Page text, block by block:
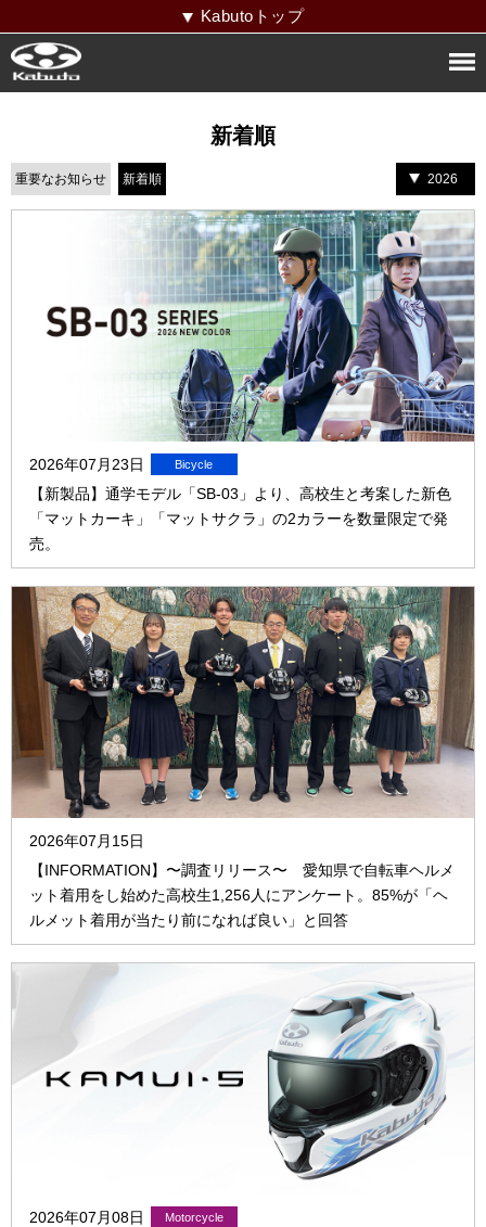
Kabutoトップ
新着順
重要なお知らせ 新着順 2026
2026年07月23日
【新製品】通学モデル「SB-03」より、高校生と考案した新色
「マットカーキ」「マットサクラ」の2カラーを数量限定で発
売。
2026年07月15日
【INFORMATION】〜調査リリース〜 愛知県で自転車ヘルメ
ット着用をし始めた高校生1,256人にアンケート。85%が「ヘ
ルメット着用が当たり前になれば良い」と回答
2026年07月08日